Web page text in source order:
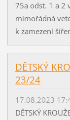
75a odst. 1 a 2
mimořádná
k zamezení
DĚTSKÝ
23/24
17.08.2023
DĚTSKÝ